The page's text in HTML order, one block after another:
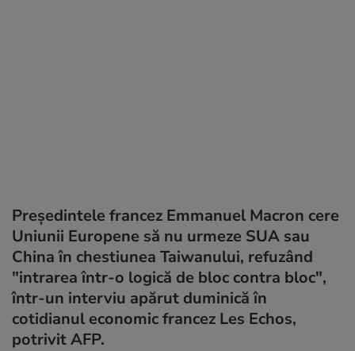
Preşedintele francez Emmanuel Macron cere
Uniunii Europene să nu urmeze SUA sau
China în chestiunea Taiwanului, refuzând
"intrarea într-o logică de bloc contra bloc",
într-un interviu apărut duminică în
cotidianul economic francez Les Echos,
potrivit AFP.